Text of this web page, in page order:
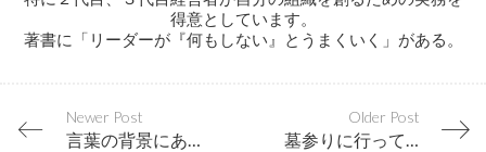
得意としています。
著書に「リーダーが『何もしない』とうまくいく」がある。
Newer Post
言葉の背景にある、感情、エネルギーをキャッチしよう
Older Post
墓参りに行って分かった事…「自分を輝かせる事で、人も幸せになる」